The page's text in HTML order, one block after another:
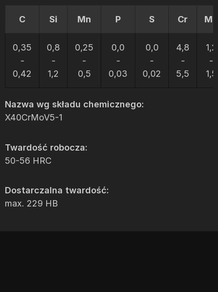
C Si Mn P S Cr Mo
0,35
-
0,42
0,8
-
1,2
0,25
-
0,5
0,0
-
0,03
0,0
-
0,02
4,8
-
5,5
1,2
-
1,5
Nazwa wg składu chemicznego:
X40CrMoV5-1
Twardość robocza:
50-56 HRC
Dostarczalna twardość:
max. 229 HB